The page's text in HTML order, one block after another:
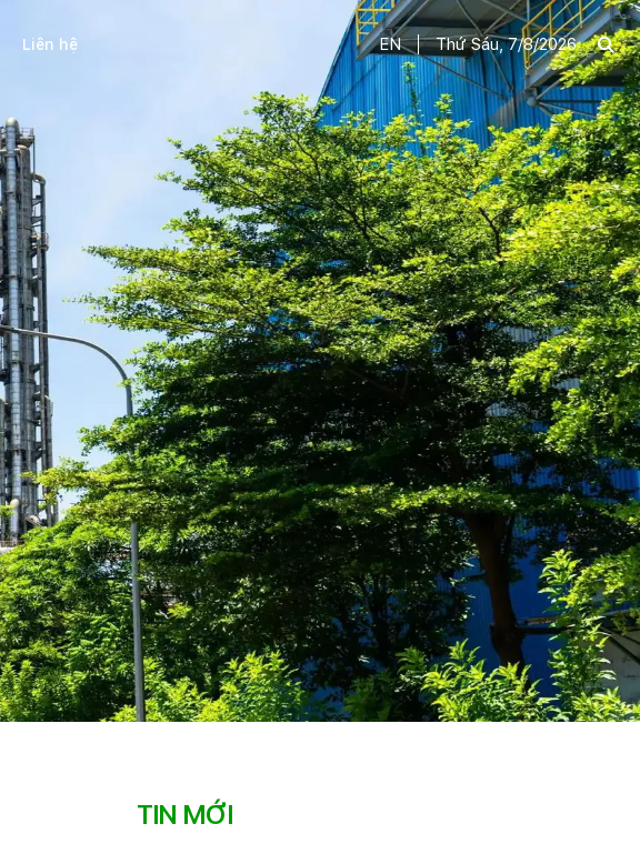
Liên hệ EN Thứ Sáu, 7/8/2026
TIN MỚI